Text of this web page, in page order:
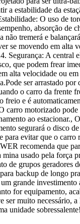
a estabilidade da
O uso de
absorção de
não tremerá e
se movendo em alta
Segurança: A central
que podem frear
alta velocidade ou em
ser arrastado por
o carro da frente
freio e é
carro motorizado pode
ao estacionar.,
segurará o disco
para evitar que o carro
recomenda que
mina usado pela força
de grupos geradores
backup de longo
um grande investimento
for equipamento,
ser muito necessário,
unidade sobressalente!